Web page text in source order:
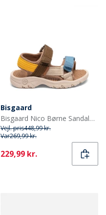
Bisgaard
Bisgaard Nico Børne Sandaler Mocha
Vejl. pris448,99 kr.
Var269,99 kr.
Current
229,99 kr.